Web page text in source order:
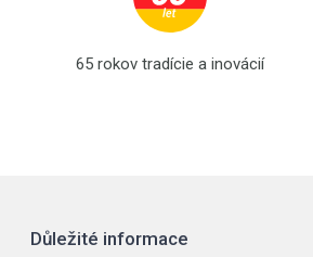
65 rokov tradície a inovácií
Důležité informace